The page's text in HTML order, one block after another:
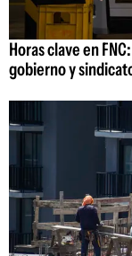
Horas clave en
gobierno y